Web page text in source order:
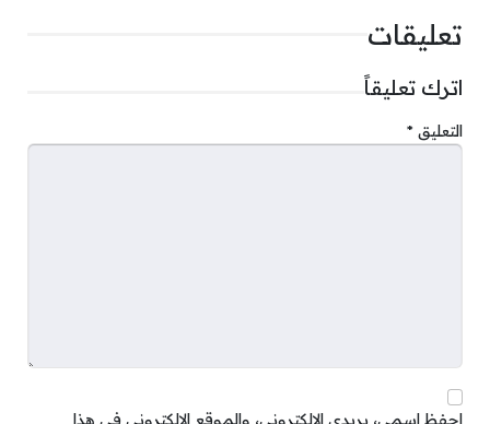
تعليقات
اترك تعليقاً
التعليق *
احفظ اسمي، بريدي الإلكتروني، والموقع الإلكتروني في هذا